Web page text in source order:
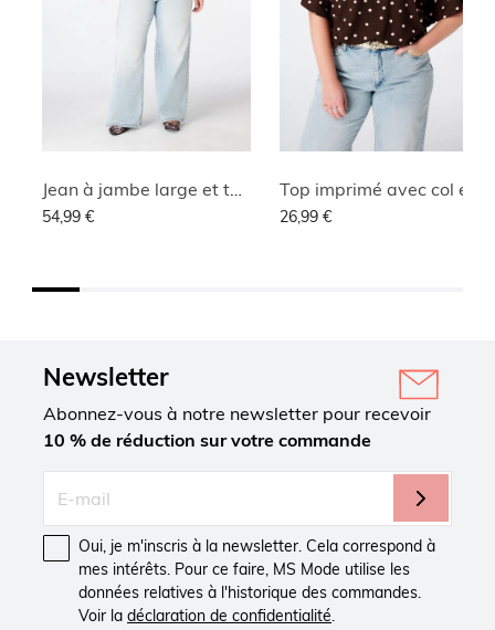
54,99 € 26,99 €
Newsletter
Abonnez-vous à notre newsletter pour recevoir
10 % de réduction sur votre commande
Oui, je m'inscris à la newsletter. Cela correspond à
mes intérêts. Pour ce faire, MS Mode utilise les
données relatives à l'historique des commandes.
Voir la déclaration de confidentialité